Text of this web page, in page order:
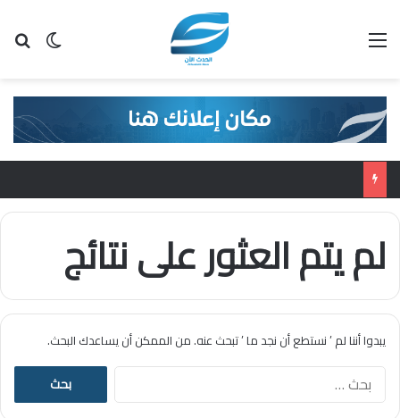
لم يتم العثور على نتائج
يبدوا أننا لم ’ نستطع أن نجد ما ’ تبحث عنه. من الممكن أن يساعدك البحث.
ا